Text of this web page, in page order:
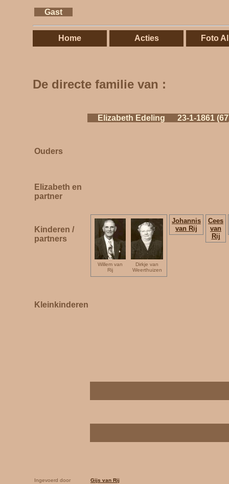
Gast
Home Acties Foto
De directe familie van :
Elizabeth Edeling 23-1-1861
Ouders
Elizabeth en
partner
Kinderen /
partners
Willem van
Rij
Dirkje van
Weerthuizen
Johannis
van Rij
Cees
van
Rij
Kleinkinderen
Ingevoerd door
Gijs van Rij